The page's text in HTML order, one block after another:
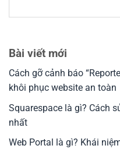
Bài viết mới
Cách gỡ cảnh báo
khôi phục website an toàn
Squarespace là gì? Cách
nhất
Web Portal là gì? Khái